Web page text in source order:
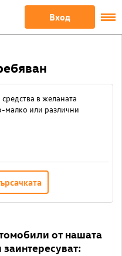
Вход
в желаната
малко или различни
от нашата